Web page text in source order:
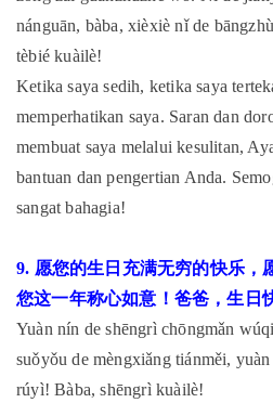
nánguān, bàba, xièxiè nǐ de
tèbié kuàilè!
Ketika saya sedih, ketika saya
memperhatikan saya. Saran dan
membuat saya melalui kesulitan,
bantuan dan pengertian Anda.
sangat bahagia!
9. 愿您的生日充满无穷的快乐，
您这一年称心如意！爸爸，生日
Yuàn nín de shēngrì chōngmǎn
suǒyǒu de mèngxiǎng tiánměi,
rúyì! Bàba, shēngrì kuàilè!